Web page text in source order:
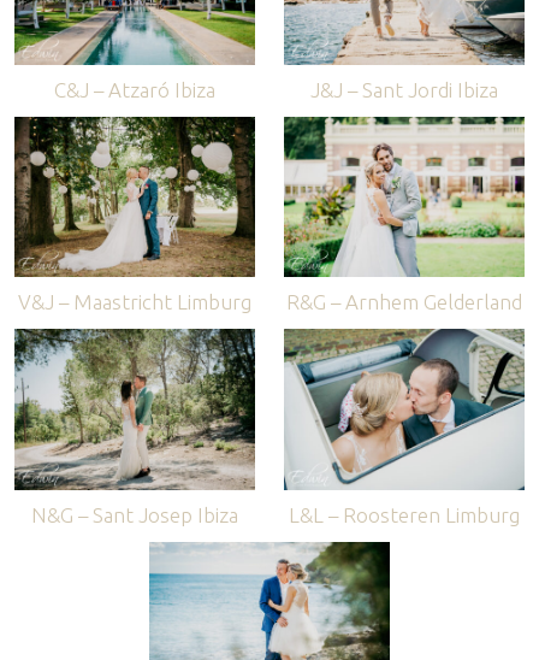
C&J – Atzaró Ibiza J&J – Sant Jordi Ibiza
V&J – Maastricht Limburg R&G – Arnhem Gelderland
N&G – Sant Josep Ibiza L&L – Roosteren Limburg